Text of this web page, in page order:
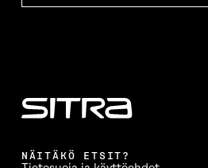
NÄITÄKÖ ETSIT?